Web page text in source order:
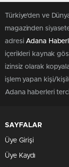
Türkiye'den ve
magazinden
adresiAdana
içerikleri kaynak
izinsiz olarak
işlem yapan kişi/
Adana haberleri
SAYFALAR
Üye Girişi
Üye Kaydı